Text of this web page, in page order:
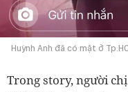
Huỳnh Anh đã có mặt ở
Trong story, người